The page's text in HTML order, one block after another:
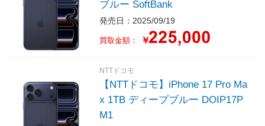
ブルー SoftBank
発売日：2025/09/19
買取金額： ￥
NTTドコモ
【NTTドコモ】iPhone 17 Pro Ma
x 1TB ディープブルー DOIP17P
M1